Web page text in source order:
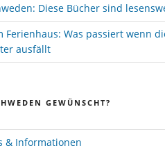
Diese Bücher sind
Ferienhaus: Was passiert wenn
ausfällt
GEWÜNSCHT?
& Informationen